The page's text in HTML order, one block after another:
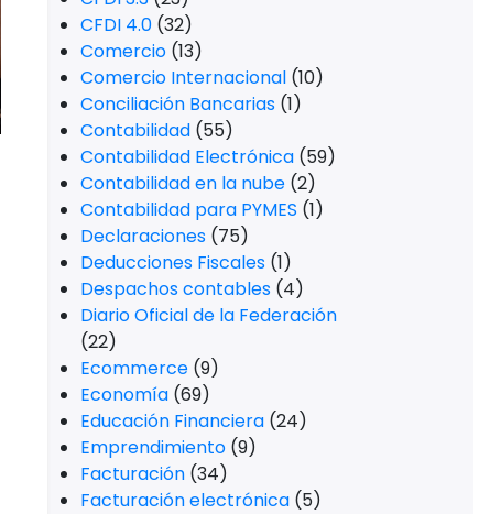
CFDI 4.0 (32)
Comercio (13)
Comercio Internacional (10)
Conciliación Bancarias (1)
Contabilidad (55)
Contabilidad Electrónica (59)
Contabilidad en la nube (2)
Contabilidad para PYMES (1)
Declaraciones (75)
Deducciones Fiscales (1)
Despachos contables (4)
Diario Oficial de la Federación
(22)
Ecommerce (9)
Economía (69)
Educación Financiera (24)
Emprendimiento (9)
Facturación (34)
Facturación electrónica (5)